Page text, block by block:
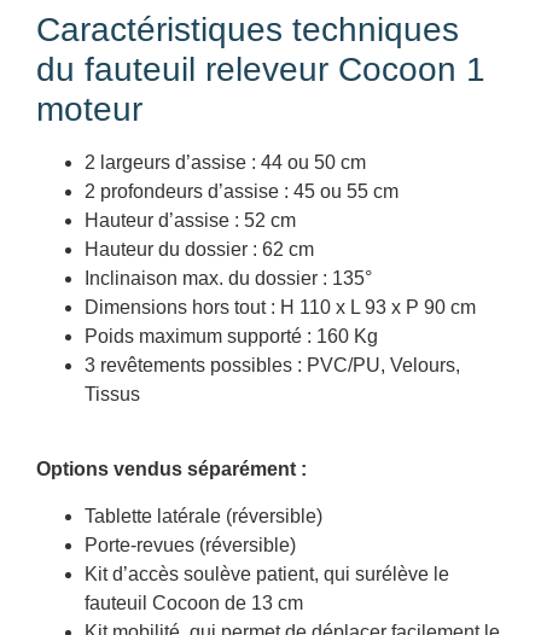
Caractéristiques techniques
du fauteuil releveur Cocoon 1
moteur
2 largeurs d’assise : 44 ou 50 cm
2 profondeurs d’assise : 45 ou 55 cm
Hauteur d’assise : 52 cm
Hauteur du dossier : 62 cm
Inclinaison max. du dossier : 135°
Dimensions hors tout : H 110 x L 93 x P 90 cm
Poids maximum supporté : 160 Kg
3 revêtements possibles : PVC/PU, Velours,
Tissus
Options vendus séparément :
Tablette latérale (réversible)
Porte-revues (réversible)
Kit d’accès soulève patient, qui surélève le
fauteuil Cocoon de 13 cm